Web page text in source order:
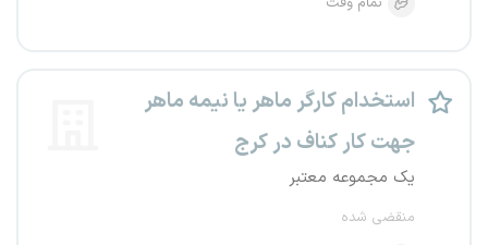
استخدام کارگر ماهر یا نیمه ماهر
جهت کار کناف در کرج
یک مجموعه معتبر
منقضی شده